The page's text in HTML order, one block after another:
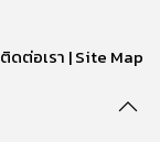
ติดต่อเรา |Site Map